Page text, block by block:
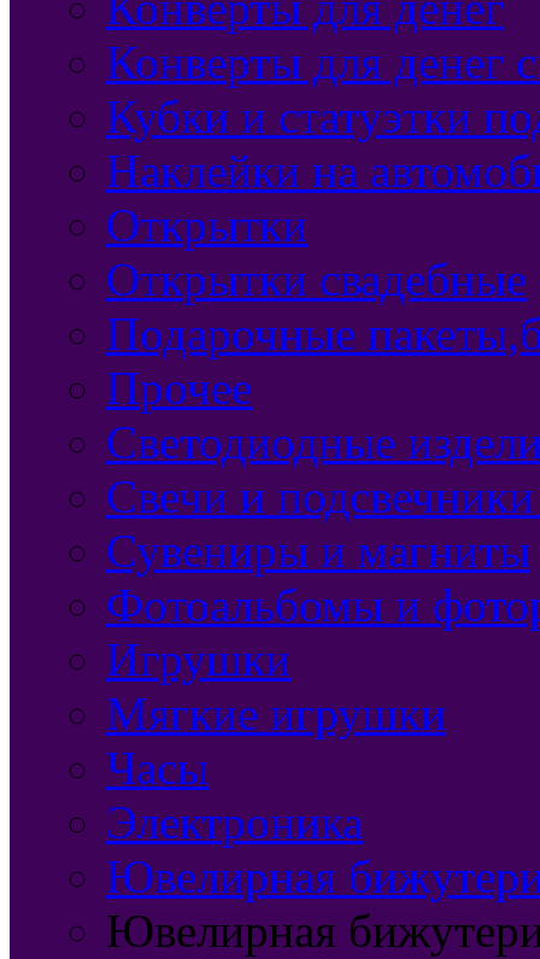
Конверты для денег
Кубки и статуэтки
Наклейки на
Открытки
Открытки свадебные
Подарочные
Прочее
Светодиодные
Свечи и
Сувениры и магниты
Фотоальбомы и
Игрушки
Мягкие игрушки
Часы
Электроника
Ювелирная
Ювелирная